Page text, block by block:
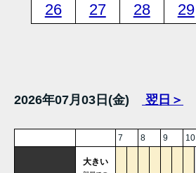
26
27 28 29
2026年07月03日(金) 翌日＞
7 8 9 10
大きい